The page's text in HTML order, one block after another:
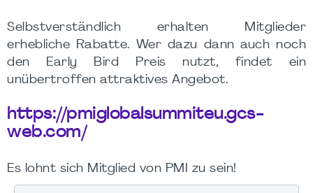
Selbstverständlich erhalten Mitglieder
erhebliche Rabatte. Wer dazu dann auch noch
den Early Bird Preis nutzt, findet ein
unübertroffen attraktives Angebot.
https://pmiglobalsummiteu.gcs-
web.com/
Es lohnt sich Mitglied von PMI zu sein!